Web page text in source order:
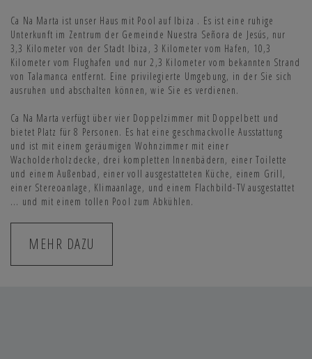
Ca Na Marta ist unser Haus mit Pool auf Ibiza . Es ist eine ruhige
Unterkunft im Zentrum der Gemeinde Nuestra Señora de Jesús, nur
3,3 Kilometer von der Stadt Ibiza, 3 Kilometer vom Hafen, 10,3
Kilometer vom Flughafen und nur 2,3 Kilometer vom bekannten Strand
von Talamanca entfernt. Eine privilegierte Umgebung, in der Sie sich
ausruhen und abschalten können, wie Sie es verdienen.
Ca Na Marta verfügt über vier Doppelzimmer mit Doppelbett und
bietet Platz für 8 Personen. Es hat eine geschmackvolle Ausstattung
und ist mit einem geräumigen Wohnzimmer mit einer
Wacholderholzdecke, drei kompletten Innenbädern, einer Toilette
und einem Außenbad, einer voll ausgestatteten Küche, einem Grill,
einer Stereoanlage, Klimaanlage, und einem Flachbild-TV ausgestattet
... und mit einem tollen Pool zum Abkühlen.
MEHR DAZU